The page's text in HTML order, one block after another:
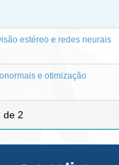
estéreo e redes neurais
e otimização
de 2